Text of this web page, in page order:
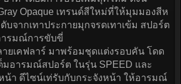
Opaque เทรนด์สีใหม่ที่ให้มุมมองสีห
บจากเทาประกายมุกจรดเทาเข้ม สปอร์ต
ารมณ์การขับขี่
ายเคฟลาร์ มาพร้อมชุดแต่งรอบคัน โดด
มอารมณ์สปอร์ต ในรุ่น SPEED และ
น้า ดีไซน์เท่รับกับกระจังหน้า ให้อารมณ์